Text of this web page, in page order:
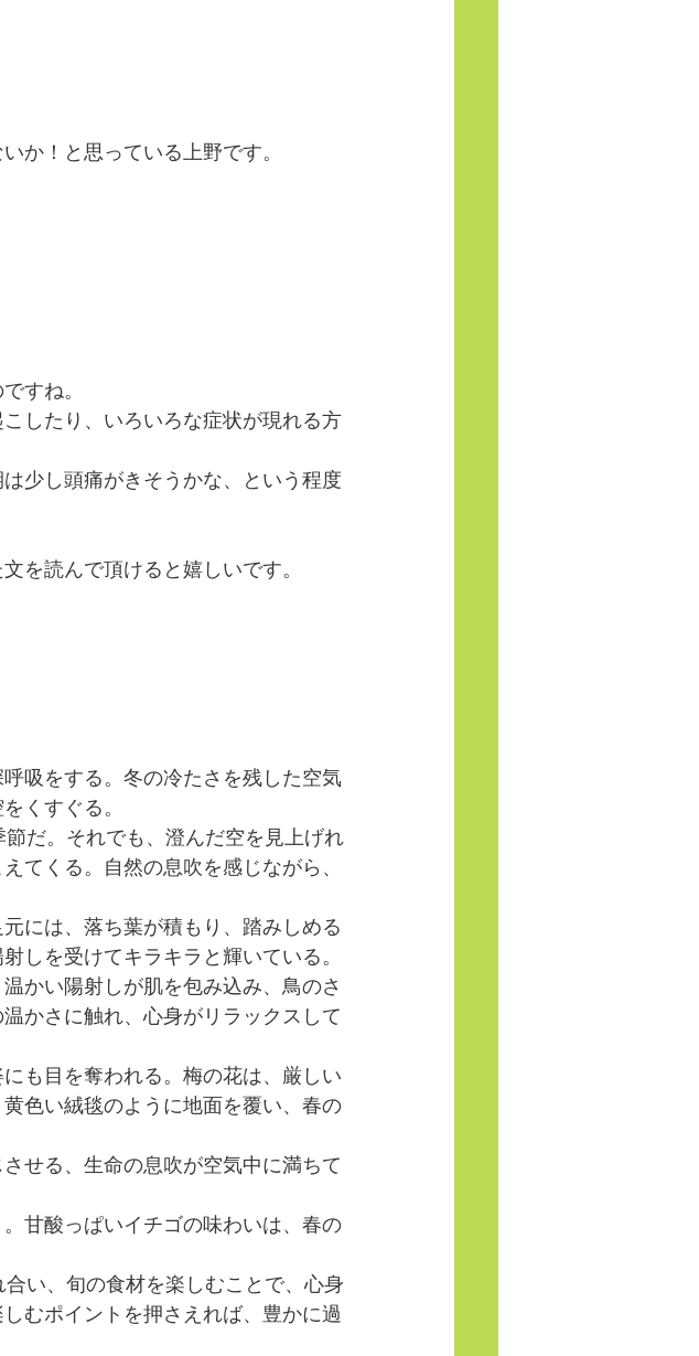
か！と思っている上野です。
すね。
したり、いろいろな症状が現れる方
少し頭痛がきそうかな、という程度
を読んで頂けると嬉しいです。
吸をする。冬の冷たさを残した空気
くすぐる。
だ。それでも、澄んだ空を見上げれ
てくる。自然の息吹を感じながら、
には、落ち葉が積もり、踏みしめる
しを受けてキラキラと輝いている。
かい陽射しが肌を包み込み、鳥のさ
かさに触れ、心身がリラックスして
も目を奪われる。梅の花は、厳しい
色い絨毯のように地面を覆い、春の
せる、生命の息吹が空気中に満ちて
甘酸っぱいイチゴの味わいは、春の
い、旬の食材を楽しむことで、心身
むポイントを押さえれば、豊かに過